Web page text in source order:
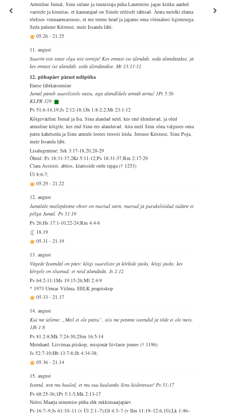
Armuline Jumal, Sinu sulane ja tunnistaja püha Laurentius jagas kiriku aarded
vaestele ja kinnitas, et kannatajad on Sinule eriliselt tähtsad. Ärata meidki elama
tõelises vennaarmastuses, et me teeme head ja jagame oma võimalusi ligimesega.
Seda palume Kristuse, meie Issanda läbi.
05.26-21.25
11. august
Suurim teie seast olgu teie teenija! Kes ennast ise ülendab, seda alandatakse, ja
kes ennast ise alandab, seda ülendatakse. Mt 23:11-12
12. pühapäev pärast nelipüha
Enese läbikatsumine
Jumal paneb suurelistele vastu, aga alandlikele annab armu! 1Pt 5:5b
KLPR 329
Ps 51:6-14,19;Js 2:12-18;1Jh 1:8-2:2;Mt 23:1-12
Kõigeväeline Jumal ja Isa, Sina alandad neid, kes end ülendavad, ja oled
armuline kõigile, kes end Sinu ees alandavad. Aita meil Sinu sõna valguses oma
pattu kahetseda ja Sinu armule lootes troosti leida. Jeesuse Kristuse, Sinu Poja,
meie Issanda läbi.
Lisalugemine: Srk 3:17-18,20,28-29
Õhtul: Ps 18:31-37;2Kr 5:11-12;Ps 18:31-37;Rm 2:17-29
Clara Assisist, abtiss, klarisside ordu rajaja († 1253)
Ül 8:6-7;
05.29-21.22
12. august
Jumalale meelepärane ohver on murtud vaim, murtud ja purukslöödud südant ei
põlga Jumal. Ps 51:19
Ps 26;Hs 17:1-10,22-24;Rm 4:4-8
18.19
05.31-21.19
13. august
Vägede Issandal on päev: kõigi suureliste ja kõrkide jaoks, kõigi jaoks, kes
kõrgele on tõusnud, et neid alandada. Js 2:12
Ps 64:2-11;1Ms 19:15-26;Ml 2:4-9
* 1973 Urmas Viilma, EELK peapiiskop
05.33-21.17
14. august
Kui me ütleme: „Meil ei ole pattu“, siis me petame iseendid ja tõde ei ole meis.
1Jh 1:8
Ps 81:2-8;Mk 7:24-30;2Sm 16:5-14
Meinhard, Liivimaa piiskop, misjonär liivlaste juures († 1196)
Js 52:7-10;Hb 13:7-8;Jh 4:34-38;
05.36-21.14
15. august
Issand, ava mu huuled, et mu suu kuulutaks Sinu kiidetavust! Ps 51:17
Ps 68:25-36;1Pt 5:1-5;Mk 2:13-17
Neitsi Maarja uinumise püha ehk rukkimaarjapäev
Ps 16:7–9;Js 61:10–11 (v Ül 2:1–7);Gl 4:3–7 (v Ilm 11:19–12:6,10);Lk 1:46–